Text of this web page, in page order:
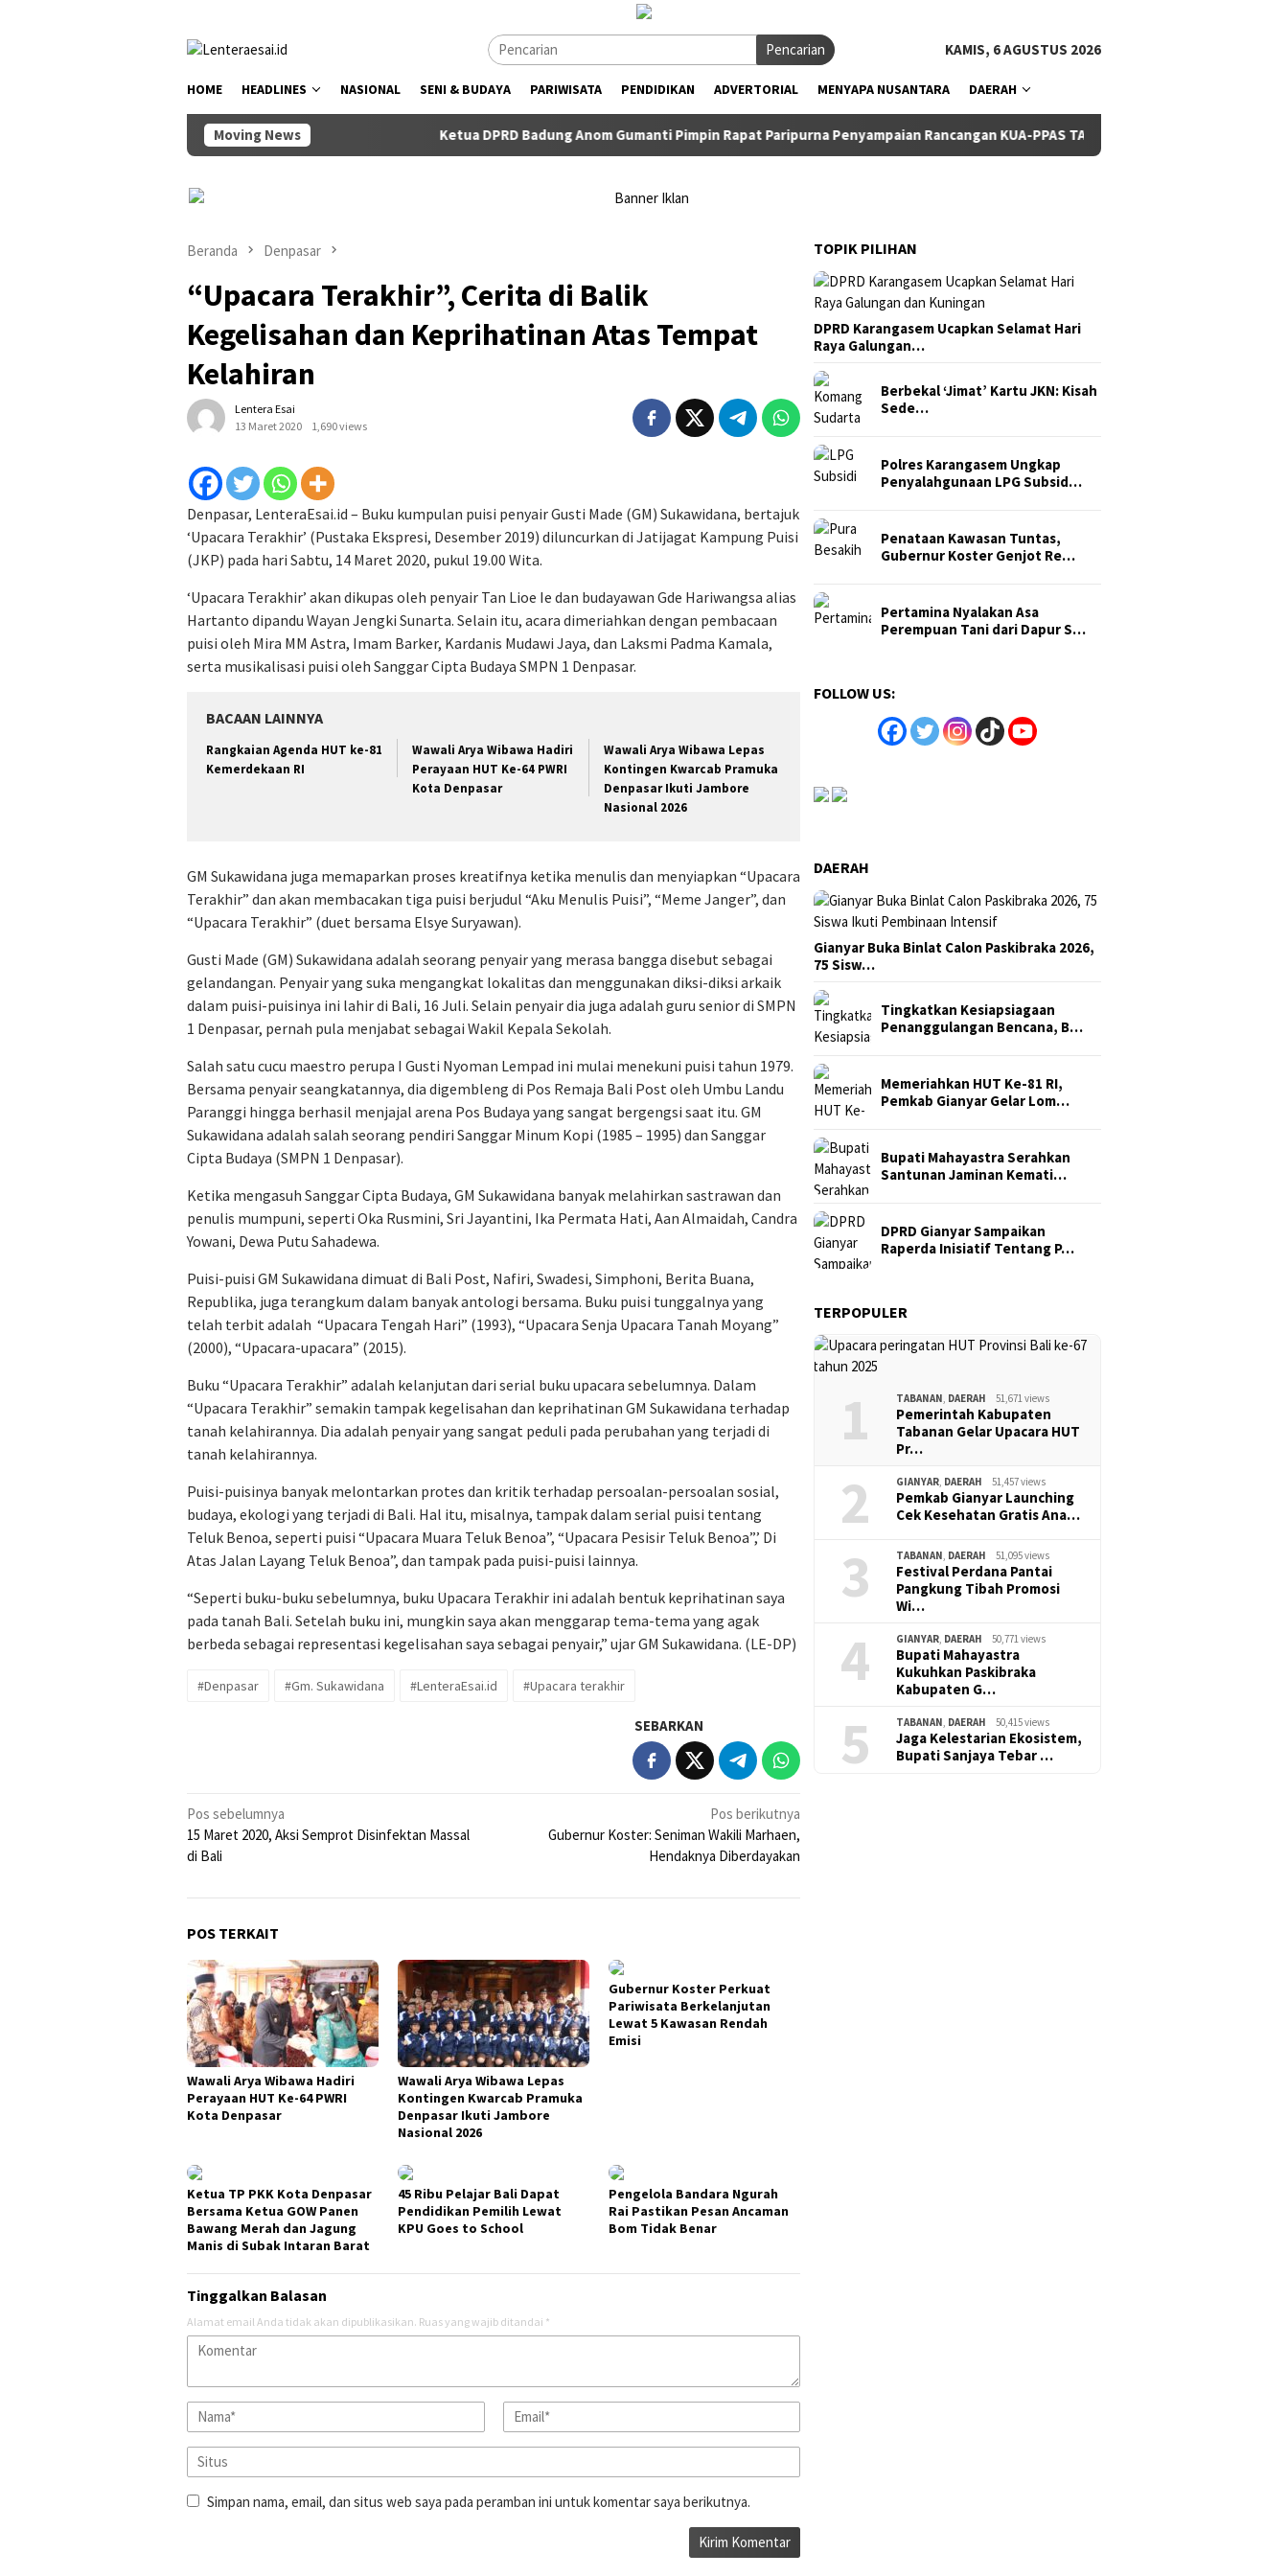
Pencarian KAMIS, 6 AGUSTUS 2026
HOME HEADLINES NASIONAL SENI & BUDAYA PARIWISATA PENDIDIKAN ADVERTORIAL MENYAPA NUSANTARA DAERAH
Moving News Ketua DPRD Badung Anom Gumanti Pimpin Rapat Paripurna Penyampaian Rancangan KUA-PPAS TA 2027
Beranda Denpasar
“Upacara Terakhir”, Cerita di Balik
Kegelisahan dan Keprihatinan Atas Tempat
Kelahiran
Lentera Esai
13 Maret 2020
1,690 views
Denpasar, LenteraEsai.id – Buku kumpulan puisi penyair Gusti Made (GM) Sukawidana, bertajuk
‘Upacara Terakhir’ (Pustaka Ekspresi, Desember 2019) diluncurkan di Jatijagat Kampung Puisi
(JKP) pada hari Sabtu, 14 Maret 2020, pukul 19.00 Wita.
‘Upacara Terakhir’ akan dikupas oleh penyair Tan Lioe Ie dan budayawan Gde Hariwangsa alias
Hartanto dipandu Wayan Jengki Sunarta. Selain itu, acara dimeriahkan dengan pembacaan
puisi oleh Mira MM Astra, Imam Barker, Kardanis Mudawi Jaya, dan Laksmi Padma Kamala,
serta musikalisasi puisi oleh Sanggar Cipta Budaya SMPN 1 Denpasar.
BACAAN LAINNYA
Rangkaian Agenda HUT ke-81
Kemerdekaan RI
Wawali Arya Wibawa Hadiri
Perayaan HUT Ke-64 PWRI
Kota Denpasar
Wawali Arya Wibawa Lepas
Kontingen Kwarcab Pramuka
Denpasar Ikuti Jambore
Nasional 2026
GM Sukawidana juga memaparkan proses kreatifnya ketika menulis dan menyiapkan “Upacara
Terakhir” dan akan membacakan tiga puisi berjudul “Aku Menulis Puisi”, “Meme Janger”, dan
“Upacara Terakhir” (duet bersama Elsye Suryawan).
Gusti Made (GM) Sukawidana adalah seorang penyair yang merasa bangga disebut sebagai
gelandangan. Penyair yang suka mengangkat lokalitas dan menggunakan diksi-diksi arkaik
dalam puisi-puisinya ini lahir di Bali, 16 Juli. Selain penyair dia juga adalah guru senior di SMPN
1 Denpasar, pernah pula menjabat sebagai Wakil Kepala Sekolah.
Salah satu cucu maestro perupa I Gusti Nyoman Lempad ini mulai menekuni puisi tahun 1979.
Bersama penyair seangkatannya, dia digembleng di Pos Remaja Bali Post oleh Umbu Landu
Paranggi hingga berhasil menjajal arena Pos Budaya yang sangat bergengsi saat itu. GM
Sukawidana adalah salah seorang pendiri Sanggar Minum Kopi (1985 – 1995) dan Sanggar
Cipta Budaya (SMPN 1 Denpasar).
Ketika mengasuh Sanggar Cipta Budaya, GM Sukawidana banyak melahirkan sastrawan dan
penulis mumpuni, seperti Oka Rusmini, Sri Jayantini, Ika Permata Hati, Aan Almaidah, Candra
Yowani, Dewa Putu Sahadewa.
Puisi-puisi GM Sukawidana dimuat di Bali Post, Nafiri, Swadesi, Simphoni, Berita Buana,
Republika, juga terangkum dalam banyak antologi bersama. Buku puisi tunggalnya yang
telah terbit adalah “Upacara Tengah Hari” (1993), “Upacara Senja Upacara Tanah Moyang”
(2000), “Upacara-upacara” (2015).
Buku “Upacara Terakhir” adalah kelanjutan dari serial buku upacara sebelumnya. Dalam
“Upacara Terakhir” semakin tampak kegelisahan dan keprihatinan GM Sukawidana terhadap
tanah kelahirannya. Dia adalah penyair yang sangat peduli pada perubahan yang terjadi di
tanah kelahirannya.
Puisi-puisinya banyak melontarkan protes dan kritik terhadap persoalan-persoalan sosial,
budaya, ekologi yang terjadi di Bali. Hal itu, misalnya, tampak dalam serial puisi tentang
Teluk Benoa, seperti puisi “Upacara Muara Teluk Benoa”, “Upacara Pesisir Teluk Benoa”,’ Di
Atas Jalan Layang Teluk Benoa”, dan tampak pada puisi-puisi lainnya.
“Seperti buku-buku sebelumnya, buku Upacara Terakhir ini adalah bentuk keprihatinan saya
pada tanah Bali. Setelah buku ini, mungkin saya akan menggarap tema-tema yang agak
berbeda sebagai representasi kegelisahan saya sebagai penyair,” ujar GM Sukawidana. (LE-DP)
#Denpasar #Gm. Sukawidana #LenteraEsai.id #Upacara terakhir
SEBARKAN
Navigasi
pos
Pos sebelumnya
15 Maret 2020, Aksi Semprot Disinfektan Massal
di Bali
Pos berikutnya
Gubernur Koster: Seniman Wakili Marhaen,
Hendaknya Diberdayakan
POS TERKAIT
Wawali Arya Wibawa Hadiri
Perayaan HUT Ke-64 PWRI
Kota Denpasar
Wawali Arya Wibawa Lepas
Kontingen Kwarcab Pramuka
Denpasar Ikuti Jambore
Nasional 2026
Gubernur Koster Perkuat
Pariwisata Berkelanjutan
Lewat 5 Kawasan Rendah
Emisi
Ketua TP PKK Kota Denpasar
Bersama Ketua GOW Panen
Bawang Merah dan Jagung
Manis di Subak Intaran Barat
45 Ribu Pelajar Bali Dapat
Pendidikan Pemilih Lewat
KPU Goes to School
Pengelola Bandara Ngurah
Rai Pastikan Pesan Ancaman
Bom Tidak Benar
Tinggalkan Balasan
Alamat email Anda tidak akan dipublikasikan. Ruas yang wajib ditandai *
Simpan nama, email, dan situs web saya pada peramban ini untuk komentar saya berikutnya.
TOPIK PILIHAN
DPRD Karangasem Ucapkan Selamat Hari
Raya Galungan…
Berbekal ‘Jimat’ Kartu JKN: Kisah
Sede…
Polres Karangasem Ungkap
Penyalahgunaan LPG Subsid…
Penataan Kawasan Tuntas,
Gubernur Koster Genjot Re…
Pertamina Nyalakan Asa
Perempuan Tani dari Dapur S…
FOLLOW US:
DAERAH
Gianyar Buka Binlat Calon Paskibraka 2026,
75 Sisw…
Tingkatkan Kesiapsiagaan
Penanggulangan Bencana, B…
Memeriahkan HUT Ke-81 RI,
Pemkab Gianyar Gelar Lom…
Bupati Mahayastra Serahkan
Santunan Jaminan Kemati…
DPRD Gianyar Sampaikan
Raperda Inisiatif Tentang P…
TERPOPULER
1 TABANAN, DAERAH 51,671 views
Pemerintah Kabupaten
Tabanan Gelar Upacara HUT
Pr…
2 GIANYAR, DAERAH 51,457 views
Pemkab Gianyar Launching
Cek Kesehatan Gratis Ana…
3 TABANAN, DAERAH 51,095 views
Festival Perdana Pantai
Pangkung Tibah Promosi
Wi…
4 GIANYAR, DAERAH 50,771 views
Bupati Mahayastra
Kukuhkan Paskibraka
Kabupaten G…
5 TABANAN, DAERAH 50,415 views
Jaga Kelestarian Ekosistem,
Bupati Sanjaya Tebar …